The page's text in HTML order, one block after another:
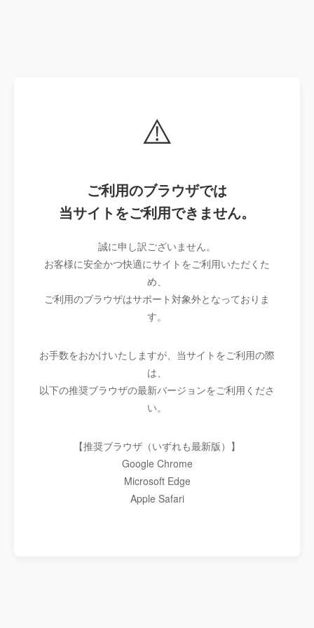
⚠️
ご利用のブラウザでは
当サイトをご利用できません。
誠に申し訳ございません。
お客様に安全かつ快適にサイトをご利用いただくた
め、
ご利用のブラウザはサポート対象外となっておりま
す。
お手数をおかけいたしますが、当サイトをご利用の際
は、
以下の推奨ブラウザの最新バージョンをご利用くださ
い。
【推奨ブラウザ（いずれも最新版）】
Google Chrome
Microsoft Edge
Apple Safari